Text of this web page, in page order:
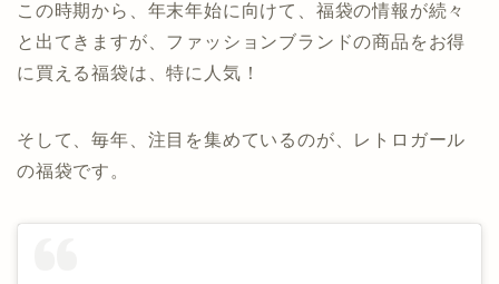
この時期から、年末年始に向けて、福袋の情報が続々
と出てきますが、ファッションブランドの商品をお得
に買える福袋は、特に人気！
そして、毎年、注目を集めているのが、レトロガール
の福袋です。